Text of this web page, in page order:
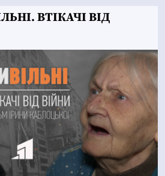
ВТІКАЧІ ВІД